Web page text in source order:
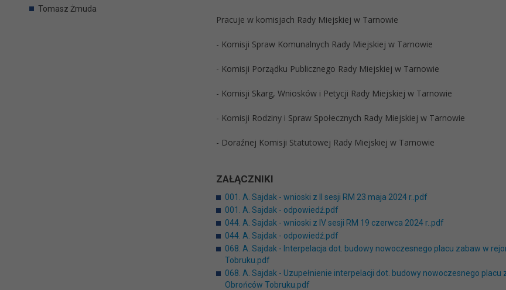
Tomasz Żmuda
Pracuje w komisjach Rady Miejskiej w Tarnowie
- Komisji Spraw Komunalnych Rady Miejskiej w Tarnowie
- Komisji Porządku Publicznego Rady Miejskiej w Tarnowie
- Komisji Skarg, Wniosków i Petycji Rady Miejskiej w Tarnowie
- Komisji Rodziny i Spraw Społecznych Rady Miejskiej w Tarnowie
- Doraźnej Komisji Statutowej Rady Miejskiej w Tarnowie
ZAŁĄCZNIKI
001. A. Sajdak - wnioski z II sesji RM 23 maja 2024 r..pdf
001. A. Sajdak - odpowiedź.pdf
044. A. Sajdak - wnioski z IV sesji RM 19 czerwca 2024 r..pdf
044. A. Sajdak - odpowiedź.pdf
068. A. Sajdak - Interpelacja dot. budowy nowoczesnego placu zabaw w
Tobruku.pdf
068. A. Sajdak - Uzupełnienie interpelacji dot. budowy nowoczesnego placu
Obrońców Tobruku.pdf